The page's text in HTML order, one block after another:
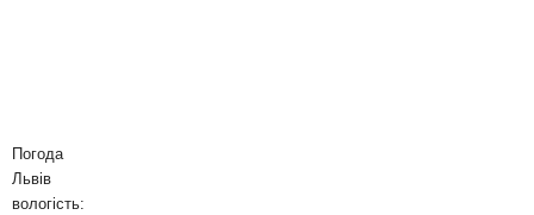
Погода
Львів
вологість: